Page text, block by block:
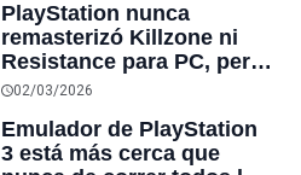
imposible: “increíble
trabajo”
PlayStation nunca
remasterizó Killzone ni
Resistance para PC, pero
RPCS3 ahora los corre a
02/03/2026
Emulador de PlayStation
3 está más cerca que